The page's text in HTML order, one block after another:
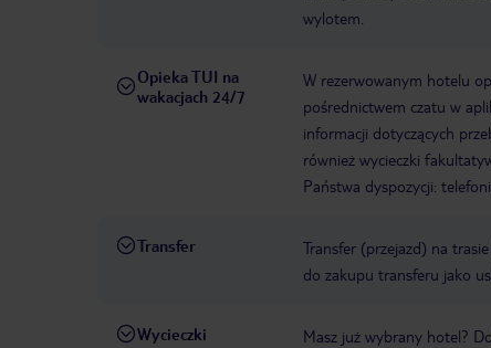
wylotem.
Opieka TUI na
wakacjach 24/7
W rezerwowanym hotelu
pośrednictwem czatu w
informacji dotyczących
również wycieczki
Państwa dyspozycji:
Transfer
Transfer (przejazd) na
do zakupu transferu jako
Wycieczki Masz już wybrany hotel?